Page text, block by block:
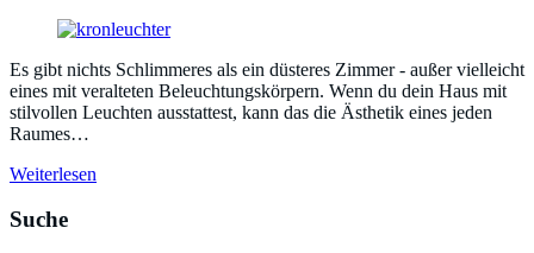
Es gibt nichts Schlimmeres als ein düsteres Zimmer - außer vielleicht
eines mit veralteten Beleuchtungskörpern. Wenn du dein Haus mit
stilvollen Leuchten ausstattest, kann das die Ästhetik eines jeden
Raumes…
Weiterlesen
Suche